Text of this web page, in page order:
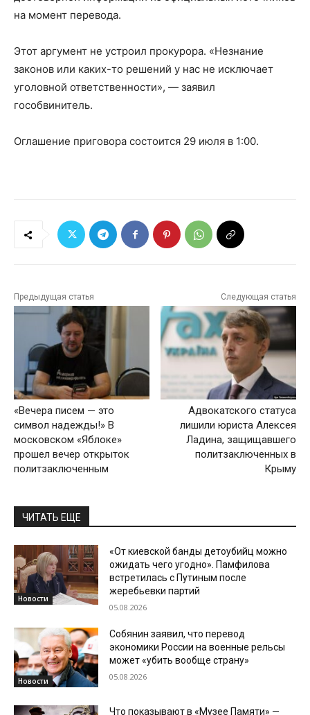
на момент перевода.
Этот аргумент не устроил прокурора. «Незнание
законов или каких-то решений у нас не исключает
уголовной ответственности», — заявил
гособвинитель.
Оглашение приговора состоится 29 июля в 1:00.
Предыдущая статья
«Вечера писем — это
символ надежды!» В
московском «Яблоке»
прошел вечер открыток
политзаключенным
Следующая статья
Адвокатского статуса
лишили юриста Алексея
Ладина, защищавшего
политзаключенных в
Крыму
ЧИТАТЬ ЕЩЕ
Новости
«От киевской банды детоубийц можно
ожидать чего угодно». Памфилова
встретилась с Путиным после
жеребьевки партий
05.08.2026
Новости
Собянин заявил, что перевод
экономики России на военные рельсы
может «убить вообще страну»
05.08.2026
Что показывают в «Музее Памяти» —